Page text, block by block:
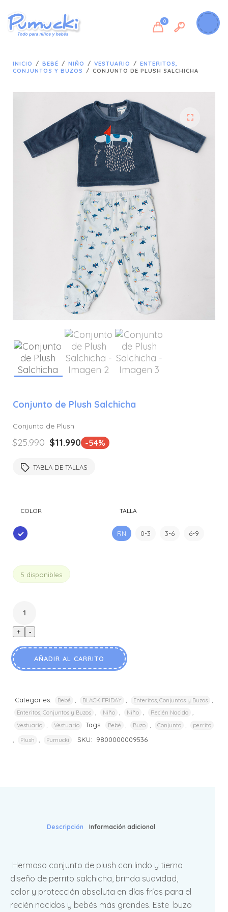
0
INICIO / BEBÉ / NIÑO / VESTUARIO / ENTERITOS,
CONJUNTOS Y BUZOS / CONJUNTO DE PLUSH SALCHICHA
🔍
Conjunto de Plush Salchicha
Conjunto de Plush
$25.990 El
original
$11.990El
actual
-54%
TABLA DE TALLAS
COLOR TALLA
RN 0-3 3-6 6-9
5 disponibles
+ -
AÑADIR AL CARRITO
Categories: Bebé BLACK FRIDAY Enteritos, Conjuntos y Buzos
Enteritos, Conjuntos y Buzos Niño Niño Recién Nacido
Vestuario Vestuario Tags: Bebé Buzo Conjunto perrito
Plush Pumucki SKU: 9800000009536
Descripción Información adicional
Hermoso conjunto de plush con lindo y tierno
diseño de perrito salchicha, brinda suavidad,
calor y protección absoluta en días fríos para el
recién nacidos y bebés más grandes. Este buzo